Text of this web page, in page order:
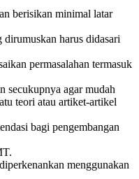
berisikan minimal latar
harus didasari
permasalahan termasuk
secukupnya agar mudah
teori atau artiket-artikel
bagi pengembangan
menggunakan